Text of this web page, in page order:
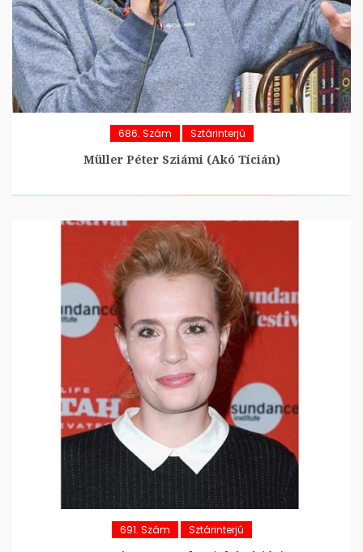
686. Szám Sztárinterjú
Müller Péter Sziámi (Akó Tícián)
691. Szám Sztárinterjú